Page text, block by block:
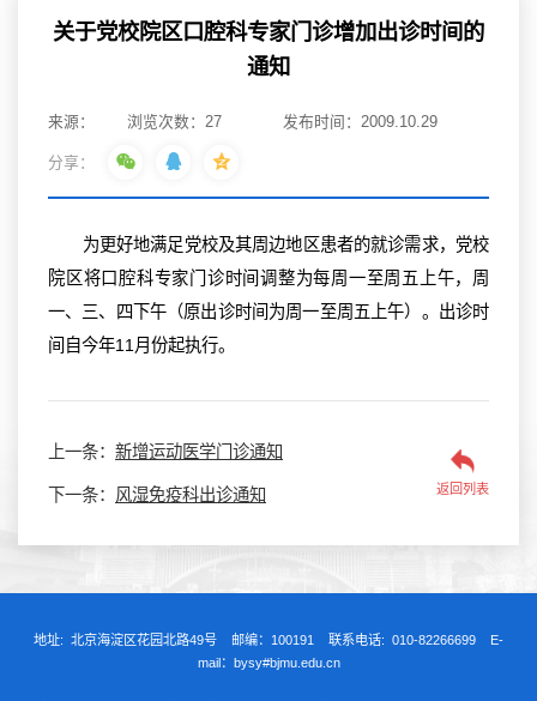
关于党校院区口腔科专家门诊增加出诊时间的
通知
来源： 浏览次数： 27 发布时间：2009.10.29
分享：
为更好地满足党校及其周边地区患者的就诊需求，党校
院区将口腔科专家门诊时间调整为每周一至周五上午，周
一、三、四下午（原出诊时间为周一至周五上午）。出诊时
间自今年11月份起执行。
上一条： 新增运动医学门诊通知
下一条： 风湿免疫科出诊通知 返回列表
地址: 北京海淀区花园北路49号 邮编：100191 联系电话: 010-82266699 E-
mail：bysy#bjmu.edu.cn